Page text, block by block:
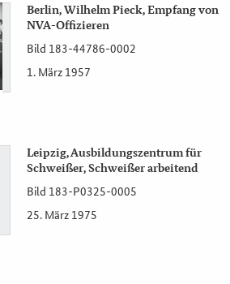
Berlin, Wilhelm Pieck, Empfang von
NVA-Offizieren
Bild 183-44786-0002
1. März 1957
Leipzig, Ausbildungszentrum für
Schweißer, Schweißer arbeitend
Bild 183-P0325-0005
25. März 1975